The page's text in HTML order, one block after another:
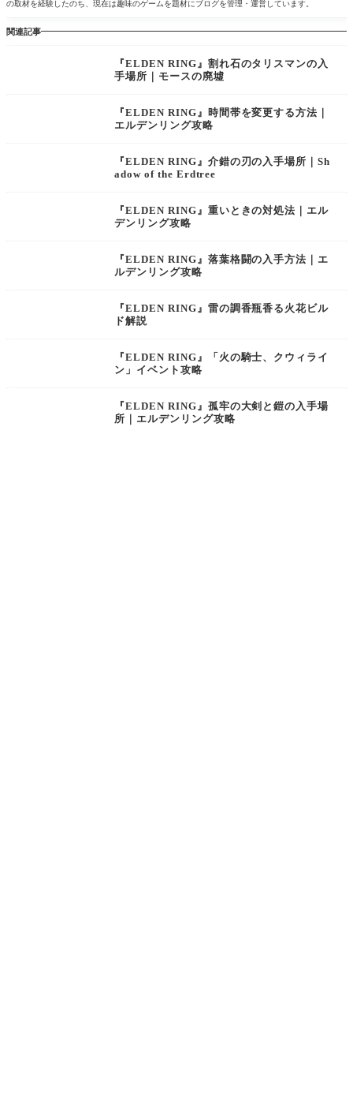
の取材を経験したのち、現在は趣味のゲームを題材にブログを管理・運営しています。
関連記事
『ELDEN RING』割れ石のタリスマンの入
手場所｜モースの廃墟
『ELDEN RING』時間帯を変更する方法｜
エルデンリング攻略
『ELDEN RING』介錯の刃の入手場所｜Sh
adow of the Erdtree
『ELDEN RING』重いときの対処法｜エル
デンリング攻略
『ELDEN RING』落葉格闘の入手方法｜エ
ルデンリング攻略
『ELDEN RING』雷の調香瓶香る火花ビル
ド解説
『ELDEN RING』「火の騎士、クウィライ
ン」イベント攻略
『ELDEN RING』孤牢の大剣と鎧の入手場
所｜エルデンリング攻略